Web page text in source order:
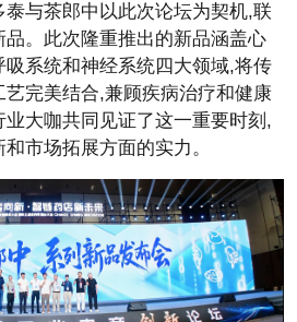
泰与茶郎中以此次论坛为契机,联
。此次隆重推出的新品涵盖心
系统和神经系统四大领域,将传
完美结合,兼顾疾病治疗和健康
大咖共同见证了这一重要时刻,
市场拓展方面的实力。